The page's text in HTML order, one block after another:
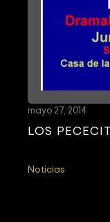
LOS
mayo 27, 2014
Noticias